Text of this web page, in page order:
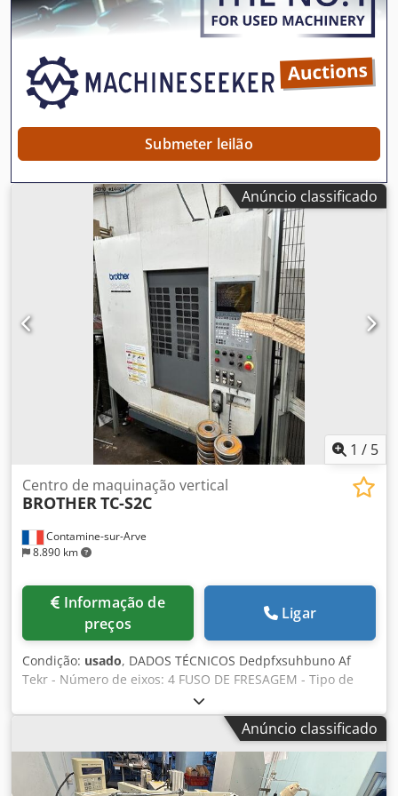
automação JAM TC 762 F (manuseio e posicionamento de
material) • Sistema de controle eletrônico (interface TC 762)
• Unidade externa de controle por PC (monitor, teclado,
controlador) • Sistema pneumático com reguladores de
pressão • Controle duplo por pedal • Mesa industrial com
estrutura de aço reforçada • Dispositivos de segurança e
retirada Dados técnicos: • Fabricante: Brother Industries,
Ltd. (Japão) • Módulo de automação: JAM International TC
programável • Alimentação: 220V • Requer conexão
pneumática • Controle integrado com operação via PC
externo Estado: • Usada, em condição industrial •
Totalmente funcional até o fechamento da unidade • Vídeo
em funcionamento disponível (01/04/2026) • Manutenção
regular, última manutenção em 27/02/2026 • Desgaste
típico do uso industrial • Venda no estado em que se
encontra, sem garantia Aplicações típicas: • Aplicação
automática de bolsos • Produção de denim e calças •
Vestuário profissional e de trabalho • Costuras de reforço •
Produção em série com repetibilidade elevada Dksdpfx Aoy
Inyhsf Ter Localização: Valga, Estônia Desmontagem &
transporte: Desmontagem e transporte por conta do
Submeter leilão
Anúncio classificado
1 / 5
Contamine-sur-Arve
8.890 km
Centro de maquinação vertical
BROTHERTC-S2C
preços
Ligar
Condição: usado, DADOS TÉCNICOS Dedpfxsuhbuno Af
Tekr - Número de eixos: 4 FUSO DE FRESAGEM - Tipo de
fixação de ferramenta: BT30 - Potência do motor do fuso:
10,1 [kW] - Velocidade do fuso: 10 - 10.000 [rpm] EIXOS
LINEARES - Curso dos eixos X/Y/Z: 500 x 400 x 300 [mm] -
Velocidade rápida (X/Y/Z): 50/50/50 [m/min] - Velocidade de
avanço (X/Y/Z): 10/10/10 [m/min] TROCADOR DE
FERRAMENTAS - Tipo de trocador de ferramentas:
Anúncio classificado